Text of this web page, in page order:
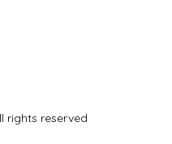
rights reserved